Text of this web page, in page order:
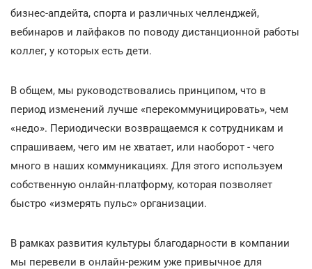
бизнес-апдейта, спорта и различных челленджей,
вебинаров и лайфаков по поводу дистанционной работы
коллег, у которых есть дети.
В общем, мы руководствовались принципом, что в
период изменений лучше «перекоммуницировать», чем
«недо». Периодически возвращаемся к сотрудникам и
спрашиваем, чего им не хватает, или наоборот - чего
много в наших коммуникациях. Для этого используем
собственную онлайн-платформу, которая позволяет
быстро «измерять пульс» организации.
В рамках развития культуры благодарности в компании
мы перевели в онлайн-режим уже привычное для